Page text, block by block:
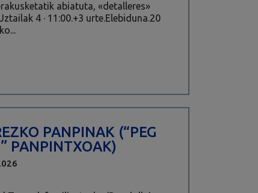
abiatuta, «detalleres»
4 · 11:00.+3 urte.Elebiduna.20
PANPINAK (“PEG
PANPINTXOAK)